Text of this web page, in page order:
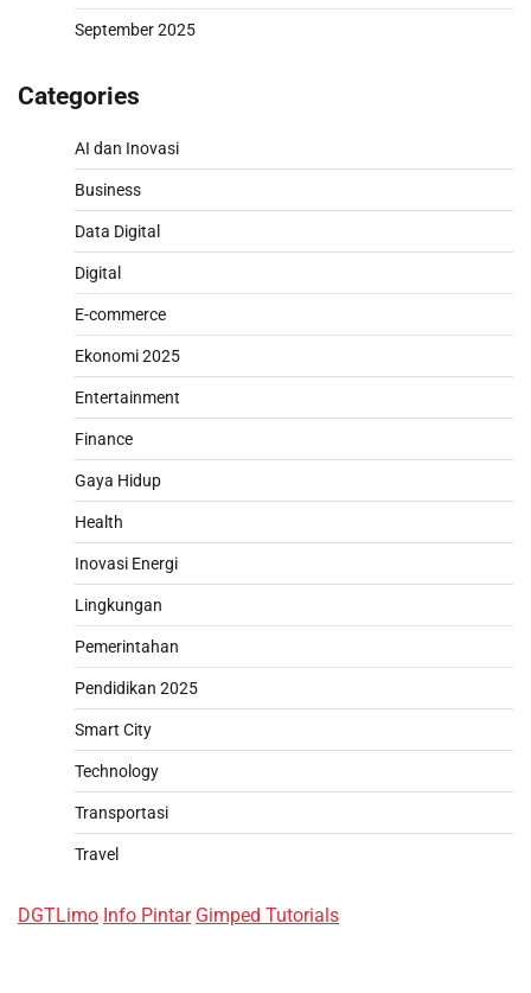
September 2025
Categories
AI dan Inovasi
Business
Data Digital
Digital
E-commerce
Ekonomi 2025
Entertainment
Finance
Gaya Hidup
Health
Inovasi Energi
Lingkungan
Pemerintahan
Pendidikan 2025
Smart City
Technology
Transportasi
Travel
DGTLimo Info Pintar Gimped Tutorials